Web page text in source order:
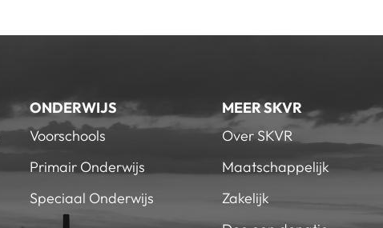
ONDERWIJS
Voorschools
Primair Onderwijs
Speciaal Onderwijs
MEER SKVR
Over SKVR
Maatschappelijk
Zakelijk